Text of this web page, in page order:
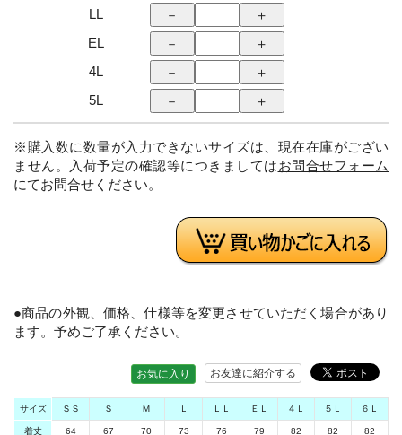
LL
EL
4L
5L
※購入数に数量が入力できないサイズは、現在在庫がござい
ません。入荷予定の確認等につきましてはお問合せフォーム
にてお問合せください。
●商品の外観、価格、仕様等を変更させていただく場合があり
ます。予めご了承ください。
お友達に紹介する
お気に入り
サイズ ＳＳ Ｓ Ｍ Ｌ ＬＬ ＥＬ ４Ｌ ５Ｌ ６Ｌ
着丈 64 67 70 73 76 79 82 82 82